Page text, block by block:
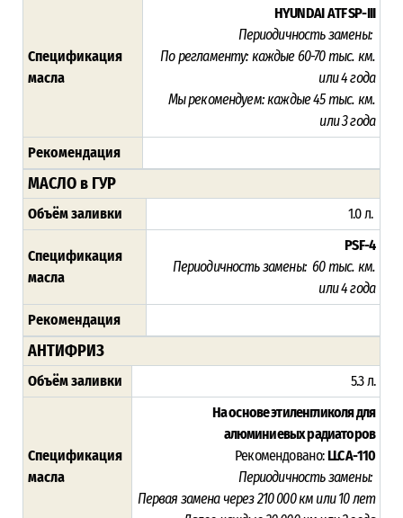
Спецификация
масла
HYUNDAI ATF SP-III
Периодичность замены:
По регламенту: каждые 60-70 тыс. км.
или 4 года
Мы рекомендуем: каждые 45 тыс. км.
или 3 года
Рекомендация
МАСЛО в ГУР
Объём заливки 1.0 л.
Спецификация
масла
PSF-4
Периодичность замены:60 тыс. км.
или 4 года
Рекомендация
АНТИФРИЗ
Объём заливки 5.3 л.
Спецификация
масла
На основе этиленгликоля для
алюминиевых радиаторов
Рекомендовано:LLC A-110
Периодичность замены:
Первая замена через 210 000 км или 10 лет